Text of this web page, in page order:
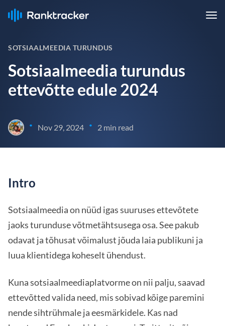
SOTSIAALMEEDIA TURUNDUS
Sotsiaalmeedia turundus
ettevõtte edule 2024
• Nov 29, 2024 • 2 min read
Intro
Sotsiaalmeedia on nüüd igas suuruses ettevõtete
jaoks turunduse võtmetähtsusega osa. See pakub
odavat ja tõhusat võimalust jõuda laia publikuni ja
luua klientidega koheselt ühendust.
Kuna sotsiaalmeediaplatvorme on nii palju, saavad
ettevõtted valida need, mis sobivad kõige paremini
nende sihtrühmale ja eesmärkidele. Kas nad